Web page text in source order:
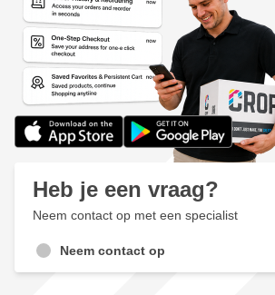
Heb je een vraag?
Neem contact op met een specialist
Neem contact op